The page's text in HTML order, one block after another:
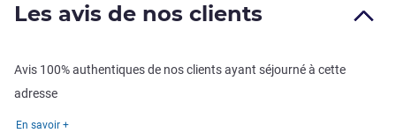
Les avis de nos clients
Avis 100% authentiques de nos clients ayant séjourné à cette
adresse
En savoir +